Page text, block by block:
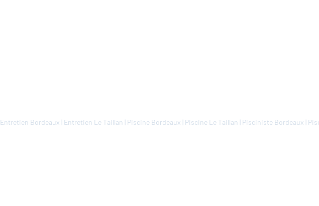
Entretien Bordeaux | Entretien Le Taillan | Piscine Bordeaux | Piscine Le Taillan | Pisciniste Bordeaux |